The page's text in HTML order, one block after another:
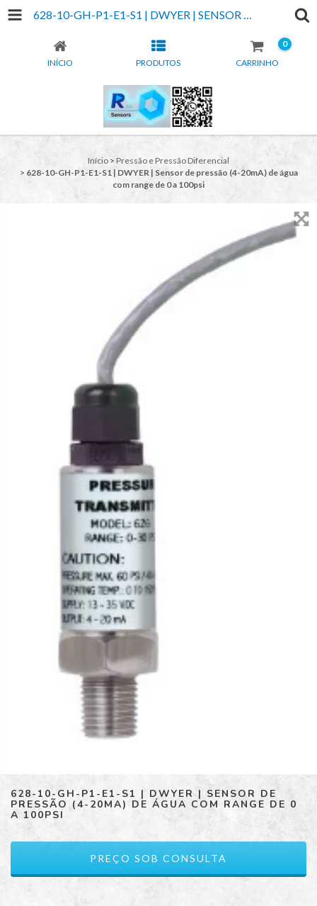
628-10-GH-P1-E1-S1 | DWYER | SENSOR DE PRESSÃO (4-20MA) DE ÁGUA COM RANGE DE 0 A 100PSI
INÍCIO PRODUTOS CARRINHO
0
Início > Pressão e Pressão Diferencial
> 628-10-GH-P1-E1-S1 | DWYER | Sensor de pressão (4-20mA) de água
com range de 0 a 100psi
628-10-GH-P1-E1-S1 | DWYER | SENSOR DE
PRESSÃO (4-20MA) DE ÁGUA COM RANGE DE 0
A 100PSI